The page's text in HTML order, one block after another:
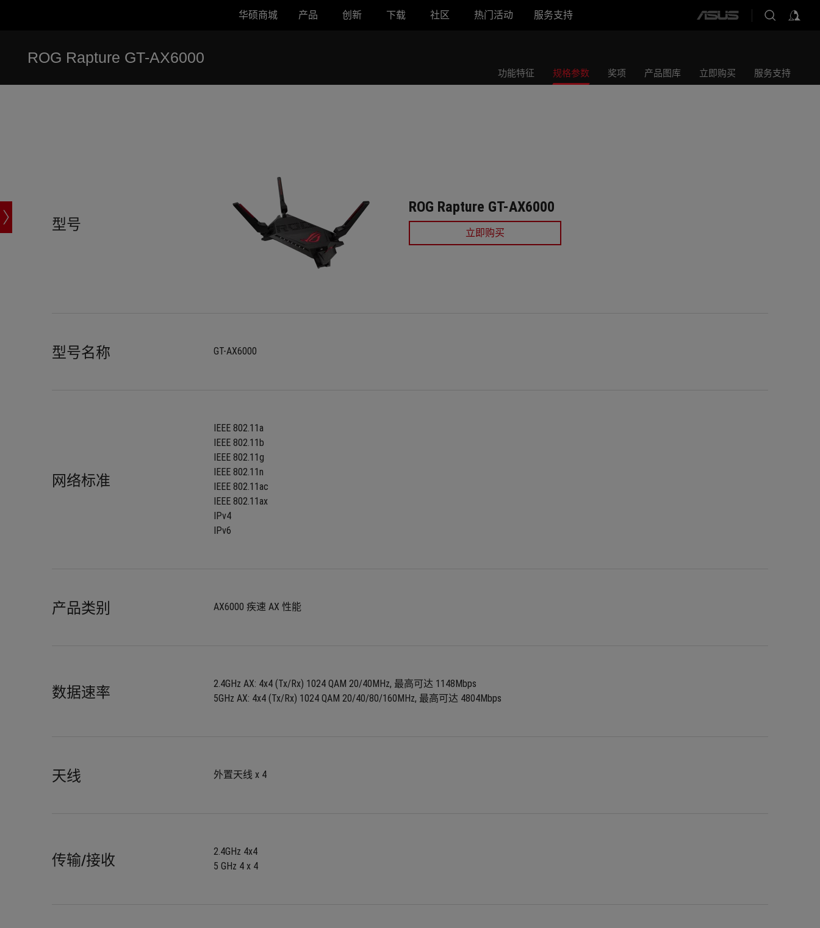
华硕商城 产品 创新 下载 社区 热门活动 服务支持
ASUS
ROG Rapture GT-AX6000
规
功能特征 规格参数 奖项 产品图库 立即购买 服务支持
型号
ROG Rapture GT-AX6000
立即购买
型号名称 GT-AX6000
网络标准
IEEE 802.11a
IEEE 802.11b
IEEE 802.11g
IEEE 802.11n
IEEE 802.11ac
IEEE 802.11ax
IPv4
IPv6
产品类别 AX6000 疾速 AX 性能
数据速率
2.4GHz AX: 4x4 (Tx/Rx) 1024 QAM 20/40MHz, 最高可达 1148Mbps
5GHz AX: 4x4 (Tx/Rx) 1024 QAM 20/40/80/160MHz, 最高可达 4804Mbps
天线 外置天线 x 4
传输/接收
2.4GHz 4x4
5 GHz 4 x 4
ROG Rapture GT-AX6000